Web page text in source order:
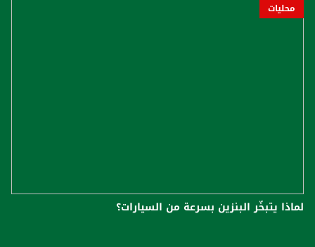
محليات
لماذا يتبخّر البنزين بسرعة من السيارات؟